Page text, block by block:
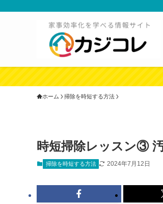
ホーム 掃除を時短する方法
時短掃除レッスン③
掃除を時短する方法 2024年7月12日